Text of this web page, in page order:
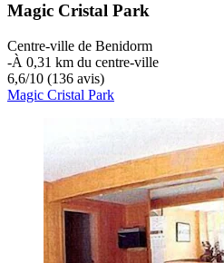
Magic Cristal Park
Centre-ville de Benidorm
‐À 0,31 km du centre-ville
6,6/10 (136 avis)
Magic Cristal Park